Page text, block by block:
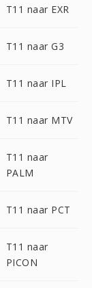
T11 naar EXR
T11 naar G3
T11 naar IPL
T11 naar MTV
T11 naar
PALM
T11 naar PCT
T11 naar
PICON